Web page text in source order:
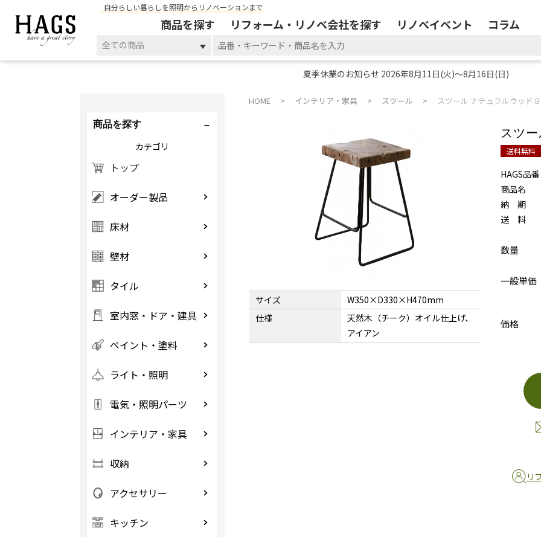
自分らしい暮らしを照明からリノベーションまで
商品を探す リフォーム・リノベ会社を探す リノベイベント コラム
全ての商品
夏季休業のお知らせ 2026年8月11日(火)～8月16日(日)
HOME インテリア・家具 スツール スツール ナチュラルウッド B
サイズ
W350×D330×H470mm
仕様
天然木（チーク）オイル仕上げ、
アイアン
スツ
送料無料
HAGS品番
商品名
納 期
送 料
数量
一般単価
価格
リ
商品を探す
カテゴリ
トップ
オーダー製品
床材
壁材
タイル
室内窓・ドア・建具
ペイント・塗料
ライト・照明
電気・照明パーツ
インテリア・家具
収納
アクセサリー
キッチン